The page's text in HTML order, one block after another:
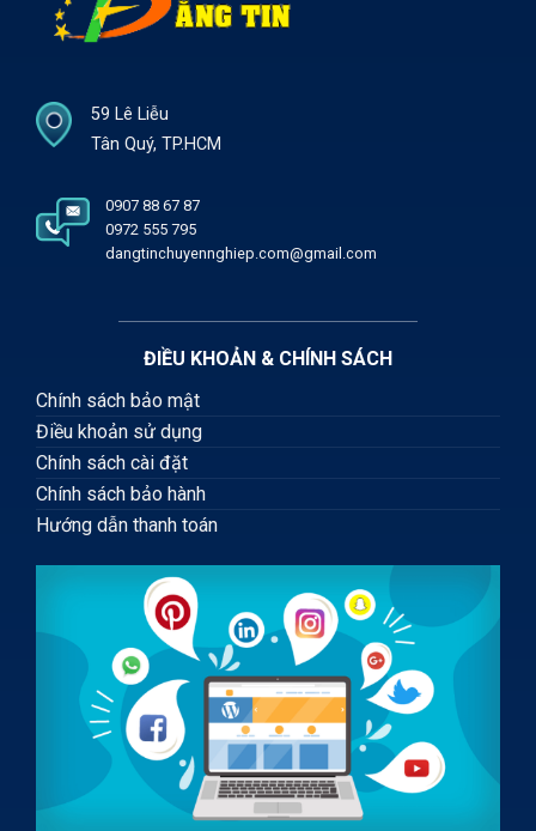
59 Lê Liễu
Tân Quý, TP.HCM
0907 88 67 87
0972 555 795
dangtinchuyennghiep.com@gmail.com
ĐIỀU KHOẢN & CHÍNH SÁCH
Chính sách bảo mật
Điều khoản sử dụng
Chính sách cài đặt
Chính sách bảo hành
Hướng dẫn thanh toán